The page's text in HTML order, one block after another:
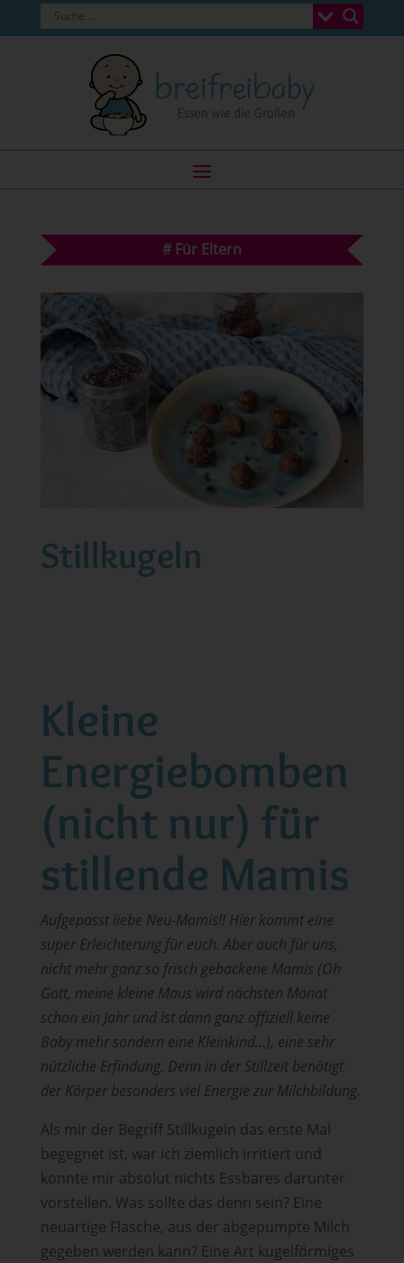
# Für Eltern
Stillkugeln
Kleine
Energiebomben
(nicht nur) für
stillende Mamis
Aufgepasst liebe Neu-Mamis!! Hier kommt eine
super Erleichterung für euch. Aber auch für uns,
nicht mehr ganz so frisch gebackene Mamis (Oh
Gott, meine kleine Maus wird nächsten Monat
schon ein Jahr und ist dann ganz offiziell keine
Baby mehr sondern eine Kleinkind…), eine sehr
nützliche Erfindung. Denn in der Stillzeit benötigt
der Körper besonders viel Energie zur Milchbildung.
Als mir der Begriff Stillkugeln das erste Mal
begegnet ist, war ich ziemlich irritiert und
konnte mir absolut nichts Essbares darunter
vorstellen. Was sollte das denn sein? Eine
neuartige Flasche, aus der abgepumpte Milch
gegeben werden kann? Eine Art kugelförmiges